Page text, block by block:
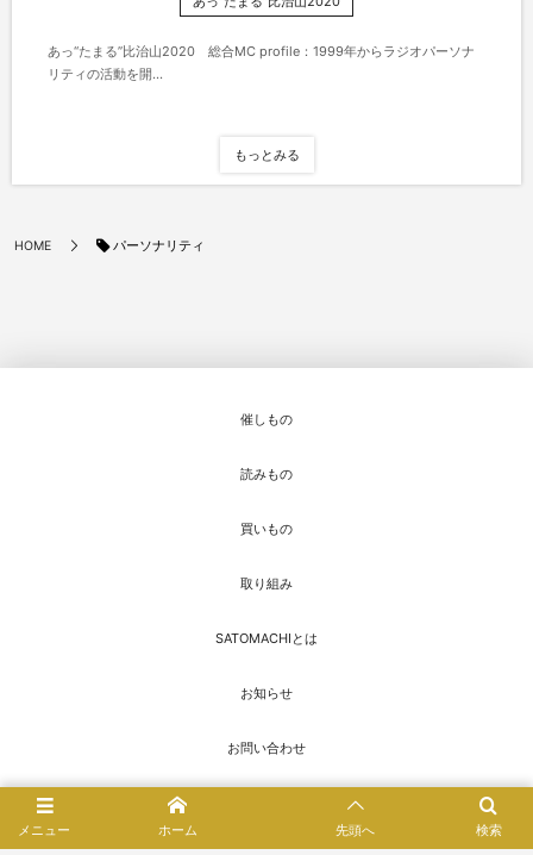
あっ“たまる”比治山2020 総合MC profile：1999年からラジオパーソナ
リティの活動を開...
もっとみる
HOME パーソナリティ
催しもの
読みもの
買いもの
取り組み
SATOMACHIとは
お知らせ
お問い合わせ
© 2016 - 2026
メニュー 検索
ホーム 先頭へ